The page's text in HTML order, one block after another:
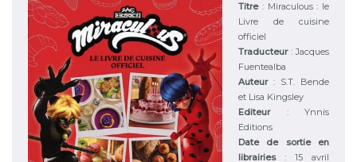
Titre : Miraculous : le
Livre de cuisine
officiel
Traducteur: Jacques
Fuentealba
Auteur: S.T. Bende
et Lisa Kingsley
Editeur : Ynnis
Editions
Date de sortie en
librairies: 15 avril